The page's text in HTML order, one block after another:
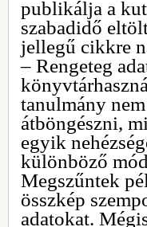
publikálja a
szabadidő
jellegű cikkre
– Rengeteg
tanulmány
átböngészni,
egyik
különböző
Megszűntek
összkép
adatokat.